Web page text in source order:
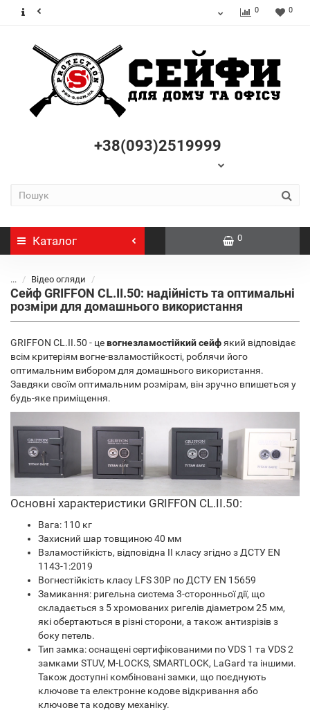
0 0
+38(093)2519999
Каталог 0
... Відео огляди
Сейф GRIFFON CL.II.50: надійність та оптимальні
розміри для домашнього використання
GRIFFON CL.II.50 - цевогнезламостійкий сейфякий відповідає
всім критеріям вогне-взламостійкості, роблячи його
оптимальним вибором для домашнього використання.
Завдяки своїм оптимальним розмірам, він зручно впишеться у
будь-яке приміщення.
Основні характеристики GRIFFON CL.II.50:
Вага: 110 кг
Захисний шар товщиною 40 мм
Взламостійкість, відповідна II класу згідно з ДСТУ EN
1143-1:2019
Вогнестійкість класу LFS 30P по ДСТУ EN 15659
Замикання: ригельна система 3-сторонньої дії, що
складається з 5 хромованих ригелів діаметром 25 мм,
які обертаються в різні сторони, а також антизрізів з
боку петель.
Тип замка: оснащені сертифікованими по VDS 1 та VDS 2
замками STUV, M-LOCKS, SMARTLOCK, LaGard та іншими.
Також доступні комбіновані замки, що поєднують
ключове та електронне кодове відкривання або
ключове та кодову механіку.